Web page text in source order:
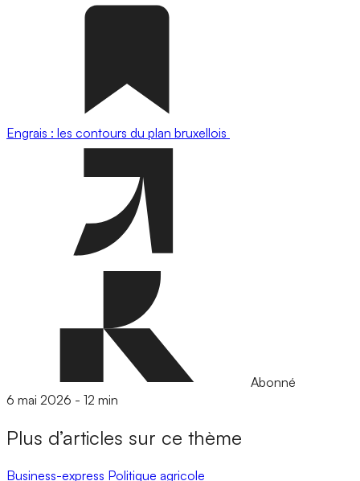
Engrais : les contours du plan bruxellois
Abonné
6 mai 2026 - 12 min
Plus d’articles sur ce thème
Business-express Politique agricole